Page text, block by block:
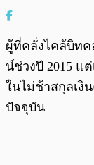
ผู้ที่คลั่งไคล้บิทค
น์ช่วงปี 2015 แ
ในไม่ช้าสกุลเงิ
ปัจจุบัน